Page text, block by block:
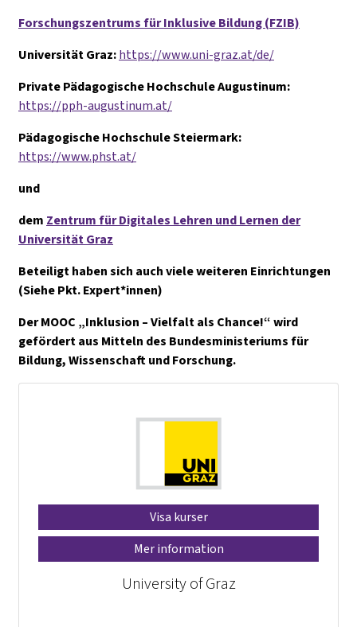
Forschungszentrums für Inklusive Bildung (FZIB)
Universität Graz:https://www.uni-graz.at/de/
Private Pädagogische Hochschule Augustinum:
https://pph-augustinum.at/
Pädagogische Hochschule Steiermark:
https://www.phst.at/
und
dem Zentrum für Digitales Lehren und Lernen der
Universität Graz
Beteiligt haben sich auch viele weiteren Einrichtungen
(Siehe Pkt. Expert*innen)
Der MOOC „Inklusion – Vielfalt als Chance!“ wird
gefördert aus Mitteln des Bundesministeriums für
Bildung, Wissenschaft und Forschung.
Visa kurser
Mer information
University of Graz